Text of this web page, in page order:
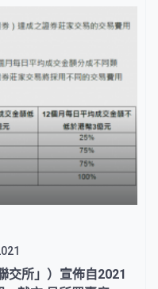
交所」）宣佈自2021